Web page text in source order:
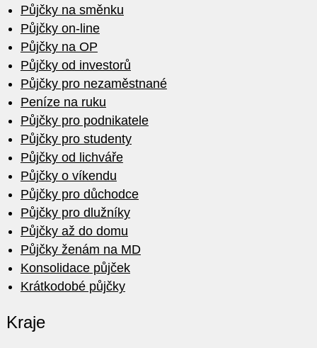
Půjčky na směnku
Půjčky on-line
Půjčky na OP
Půjčky od investorů
Půjčky pro nezaměstnané
Peníze na ruku
Půjčky pro podnikatele
Půjčky pro studenty
Půjčky od lichváře
Půjčky o víkendu
Půjčky pro důchodce
Půjčky pro dlužníky
Půjčky až do domu
Půjčky ženám na MD
Konsolidace půjček
Krátkodobé půjčky
Kraje